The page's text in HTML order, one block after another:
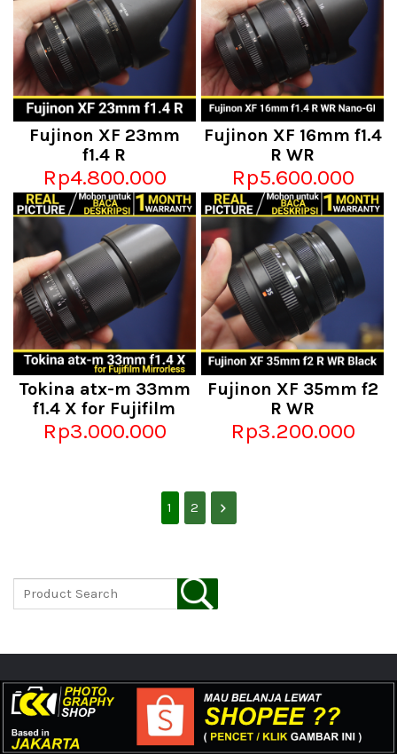
Fujinon XF 23mm
f1.4 R
Rp4.800.000
Fujinon XF 16mm f1.4
R WR
Rp5.600.000
Tokina atx-m 33mm
f1.4 X for Fujifilm
Rp3.000.000
Fujinon XF 35mm f2
R WR
Rp3.200.000
1 2